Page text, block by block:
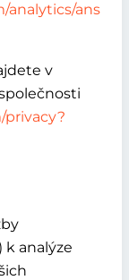
analytics/ans
v
privacy?
k analýze